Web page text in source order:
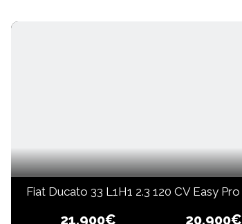
Fiat Ducato 33 L1H1 2.3 120 CV Easy Pro
21.900€ 20.900€